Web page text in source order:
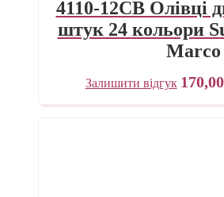
4110-12CB Олівці
штук 24 кольори
Marco
Залишити відгук 170,00